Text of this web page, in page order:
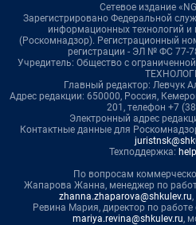
Сетевое издание
Зарегистрировано Федеральной
информационных технологий
(Роскомнадзор). Регистрационный
регистрации - ЭЛ № ФС 77-
Учредитель: Общество с
Главный редактор: Левчук
Адрес редакции: 650000, Россия,
201, телефон +7
Электронный адрес
Контактные данные для
Техподдержка:
По вопросам
Жапарова Жанна, менеджер по
zhanna.zhaparova@shkulev.ru
Ревина Мария, директор по
mariya.revina@shkulev.ru,